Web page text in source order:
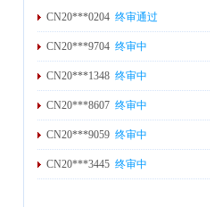
CN20***9704 终审中
CN20***1348 终审中
CN20***8607 终审中
CN20***9059 终审中
CN20***3445 终审中
CN20***6266 终审通过